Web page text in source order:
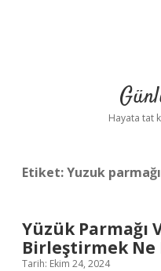
Hayata tat
Etiket:Yuzuk
Yüzük Parmağı
Birleştirmek Ne
Tarih: Ekim 24, 2024